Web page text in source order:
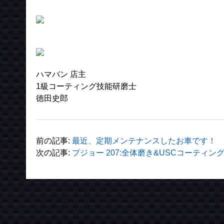
ハマバン 店主
1級コーティング技能研磨士
徳田史郎
前の記事: 最近、定期メンテナンスしたお車です！
次の記事: プジョー 207:全体磨き&USCコーティン